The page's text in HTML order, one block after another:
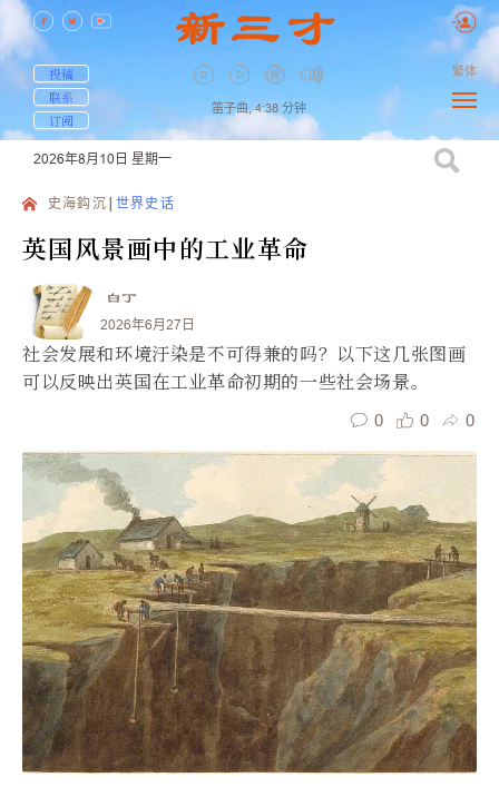
投稿
联系
订阅
笛子曲, 4:38 分钟
繁体
2026年8月10日 星期一
史海鈎沉 世界史话
英国风景画中的工业革命
白丁
2026年6月27日
社会发展和环境汙染是不可得兼的吗？以下这几张图画
可以反映出英国在工业革命初期的一些社会场景。
0 0 0